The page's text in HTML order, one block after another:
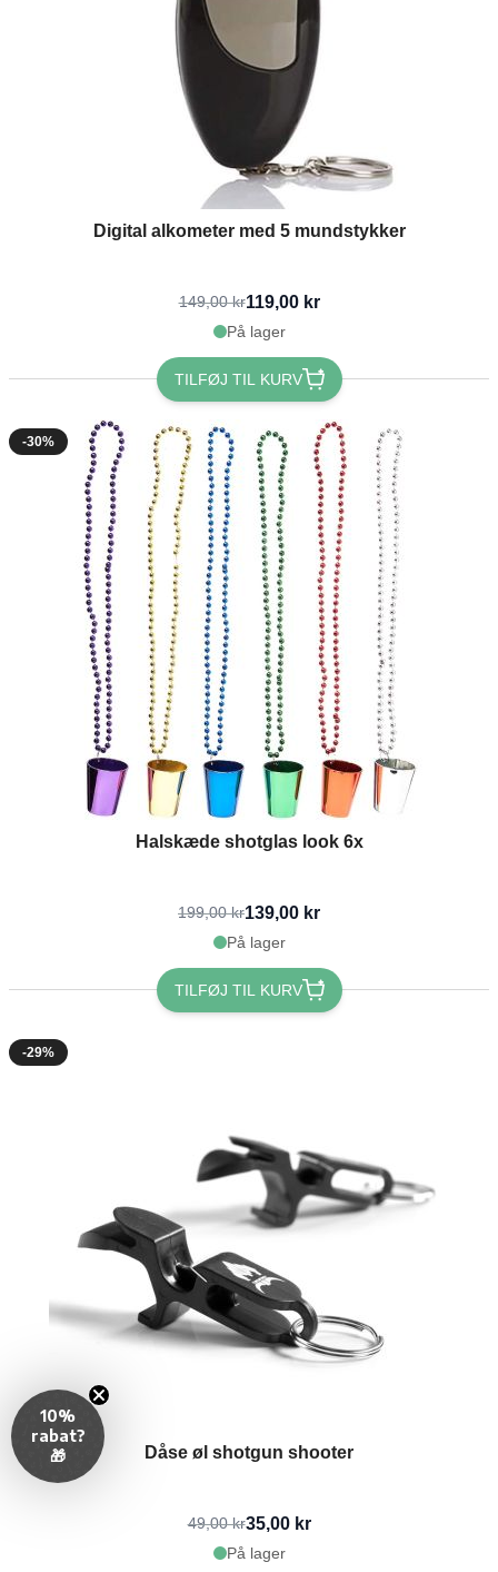
Digital alkometer med 5 mundstykker
149,00 kr119,00 kr
På lager
TILFØJ TIL KURV
-30%
Halskæde shotglas look 6x
199,00 kr139,00 kr
På lager
TILFØJ TIL KURV
-29%
Dåse øl shotgun shooter
49,00 kr35,00 kr
På lager
10%
rabat?
🎁